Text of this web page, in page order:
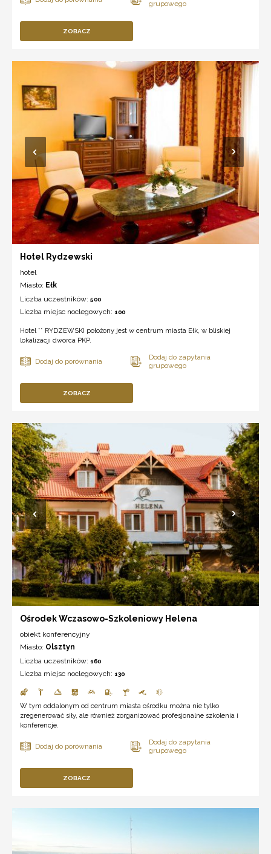
ZOBACZ
Hotel Rydzewski
hotel
Miasto: Ełk
Liczba uczestników: 500
Liczba miejsc noclegowych: 100
Hotel ** RYDZEWSKI położony jest w centrum miasta Ełk, w bliskiej
lokalizacji dworca PKP.
ZOBACZ
Ośrodek Wczasowo-Szkoleniowy Helena
obiekt konferencyjny
Miasto: Olsztyn
Liczba uczestników: 160
Liczba miejsc noclegowych: 130
W tym oddalonym od centrum miasta ośrodku można nie tylko
zregenerować siły, ale również zorganizować profesjonalne szkolenia i
konferencje.
ZOBACZ